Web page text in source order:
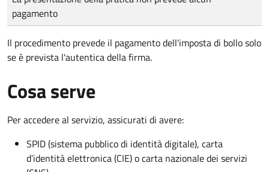
pagamento
Il procedimento prevede il pagamento dell'imposta di bollo solo
se è prevista l'autentica della firma.
Cosa serve
Per accedere al servizio, assicurati di avere:
SPID (sistema pubblico di identità digitale), carta
d’identità elettronica (CIE) o carta nazionale dei servizi